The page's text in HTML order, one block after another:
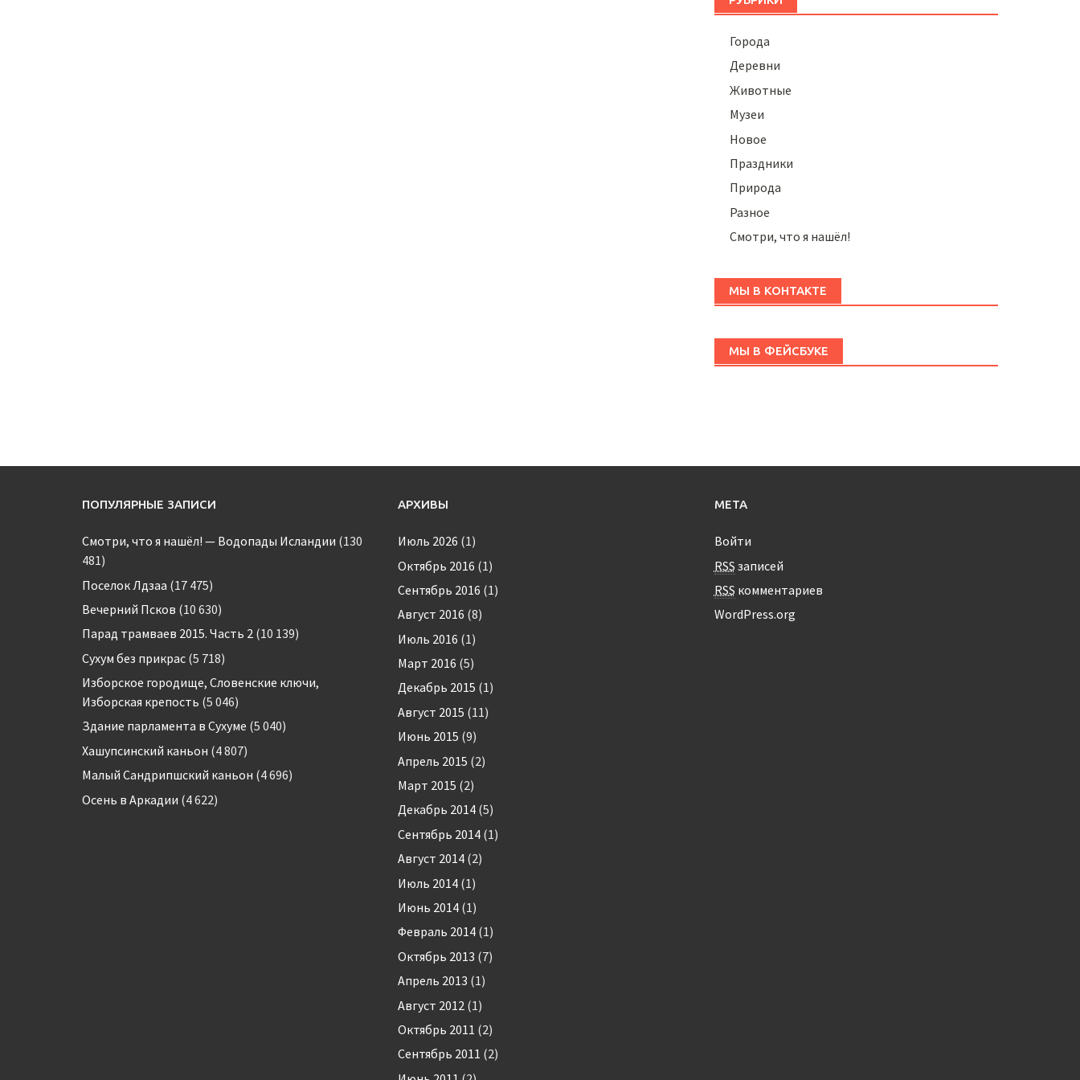
Города
Деревни
Животные
Музеи
Новое
Праздники
Природа
Разное
Смотри, что я нашёл!
МЫ В КОНТАКТЕ
МЫ В ФЕЙСБУКЕ
ПОПУЛЯРНЫЕ ЗАПИСИ
Смотри, что я нашёл! — Водопады Исландии (130
481)
Поселок Лдзаа (17 475)
Вечерний Псков (10 630)
Парад трамваев 2015. Часть 2 (10 139)
Сухум без прикрас (5 718)
Изборское городище, Словенские ключи,
Изборская крепость (5 046)
Здание парламента в Сухуме (5 040)
Хашупсинский каньон (4 807)
Малый Сандрипшский каньон (4 696)
Осень в Аркадии (4 622)
АРХИВЫ
Июль 2026 (1)
Октябрь 2016 (1)
Сентябрь 2016 (1)
Август 2016 (8)
Июль 2016 (1)
Март 2016 (5)
Декабрь 2015 (1)
Август 2015 (11)
Июнь 2015 (9)
Апрель 2015 (2)
Март 2015 (2)
Декабрь 2014 (5)
Сентябрь 2014 (1)
Август 2014 (2)
Июль 2014 (1)
Июнь 2014 (1)
Февраль 2014 (1)
Октябрь 2013 (7)
Апрель 2013 (1)
Август 2012 (1)
Октябрь 2011 (2)
Сентябрь 2011 (2)
МЕТА
Войти
RSS записей
RSS комментариев
WordPress.org